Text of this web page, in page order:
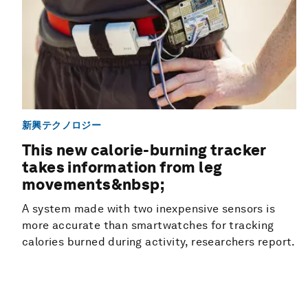
新興テクノロジー
This new calorie-burning tracker
takes information from leg
movements&nbsp;
A system made with two inexpensive sensors is
more accurate than smartwatches for tracking
calories burned during activity, researchers report.